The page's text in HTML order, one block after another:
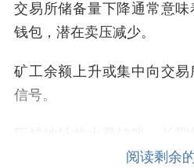
交易所储备量下降通常意
钱包，潜在卖压减少。
矿工余额上升或集中向交
信号。
阅读剩余